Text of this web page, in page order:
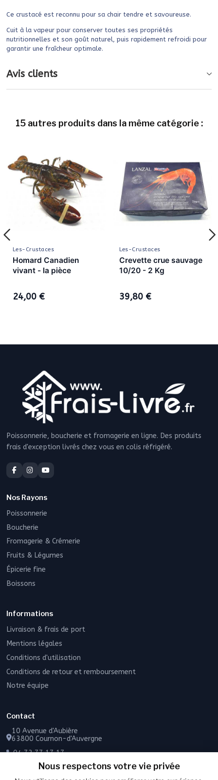
Ce crustacé est reconnu pour sa chair tendre et savoureuse.
Cuit à la vapeur pour conserver toutes ses propriétés
nutritionnelles et son goût naturel, puis rapidement refroidi pour
garantir une fraîcheur optimale.
Avis clients
15 autres produits dans la même catégorie :
Les-Crustaces
Homard Canadien
vivant - la pièce
24,00 €
Les-Crustaces
Crevette crue sauvage
10/20 - 2 Kg
39,80 €
Poissonnerie, boucherie et fromagerie en ligne. Des produits
frais d'exception livrés chez vous en colis réfrigéré.
Nos Rayons
Poissonnerie
Boucherie
Fromagerie & Crémerie
Fruits & Légumes
Épicerie fine
Boissons
Informations
Livraison & frais de port
Mentions légales
Conditions d'utilisation
Conditions de retour et remboursement
Notre équipe
Contact
10 Avenue d'Aubière
63800 Cournon-d'Auvergne
04 73 77 17 17
06 49 55 43 72Nous respectons votre vie privée